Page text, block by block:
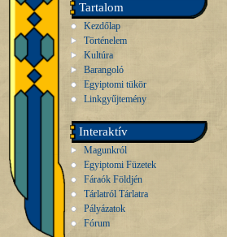
Tartalom
Kezdőlap
Történelem
Kultúra
Barangoló
Egyiptomi tükör
Linkgyűjtemény
Interaktív
Magunkról
Egyiptomi Füzetek
Fáraók Földjén
Tárlatról Tárlatra
Pályázatok
Fórum